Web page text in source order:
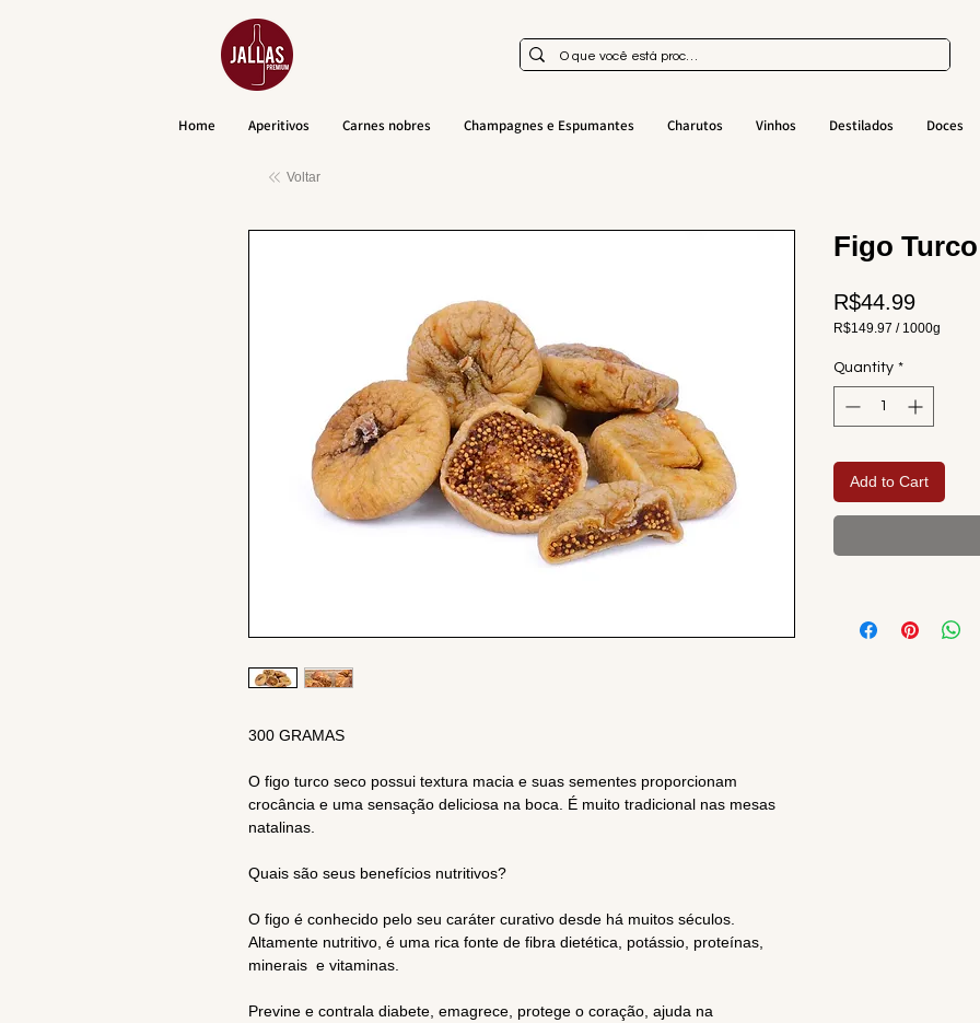
Home Aperitivos Carnes nobres Champagnes e Espumantes Charutos Vinhos Destilados Doces
Voltar
300 GRAMAS
O figo turco seco possui textura macia e suas sementes proporcionam
crocância e uma sensação deliciosa na boca. É muito tradicional nas mesas
natalinas.
Quais são seus benefícios nutritivos?
O figo é conhecido pelo seu caráter curativo desde há muitos séculos.
Altamente nutritivo, é uma rica fonte de fibra dietética, potássio, proteínas,
minerais e vitaminas.
Previne e contrala diabete, emagrece, protege o coração, ajuda na
Figo Turco
R$44.99Price
R$149.97 / 1000g
per
1000
Quantity *
Add to Cart